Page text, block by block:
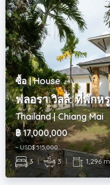
ซื้อ | House
ฟลอรา วิลล์: ที่พักห
Thailand | Chiang Mai
฿ 17,000,000
~ USD$ 515,000
3 | 3 | 1,296 m